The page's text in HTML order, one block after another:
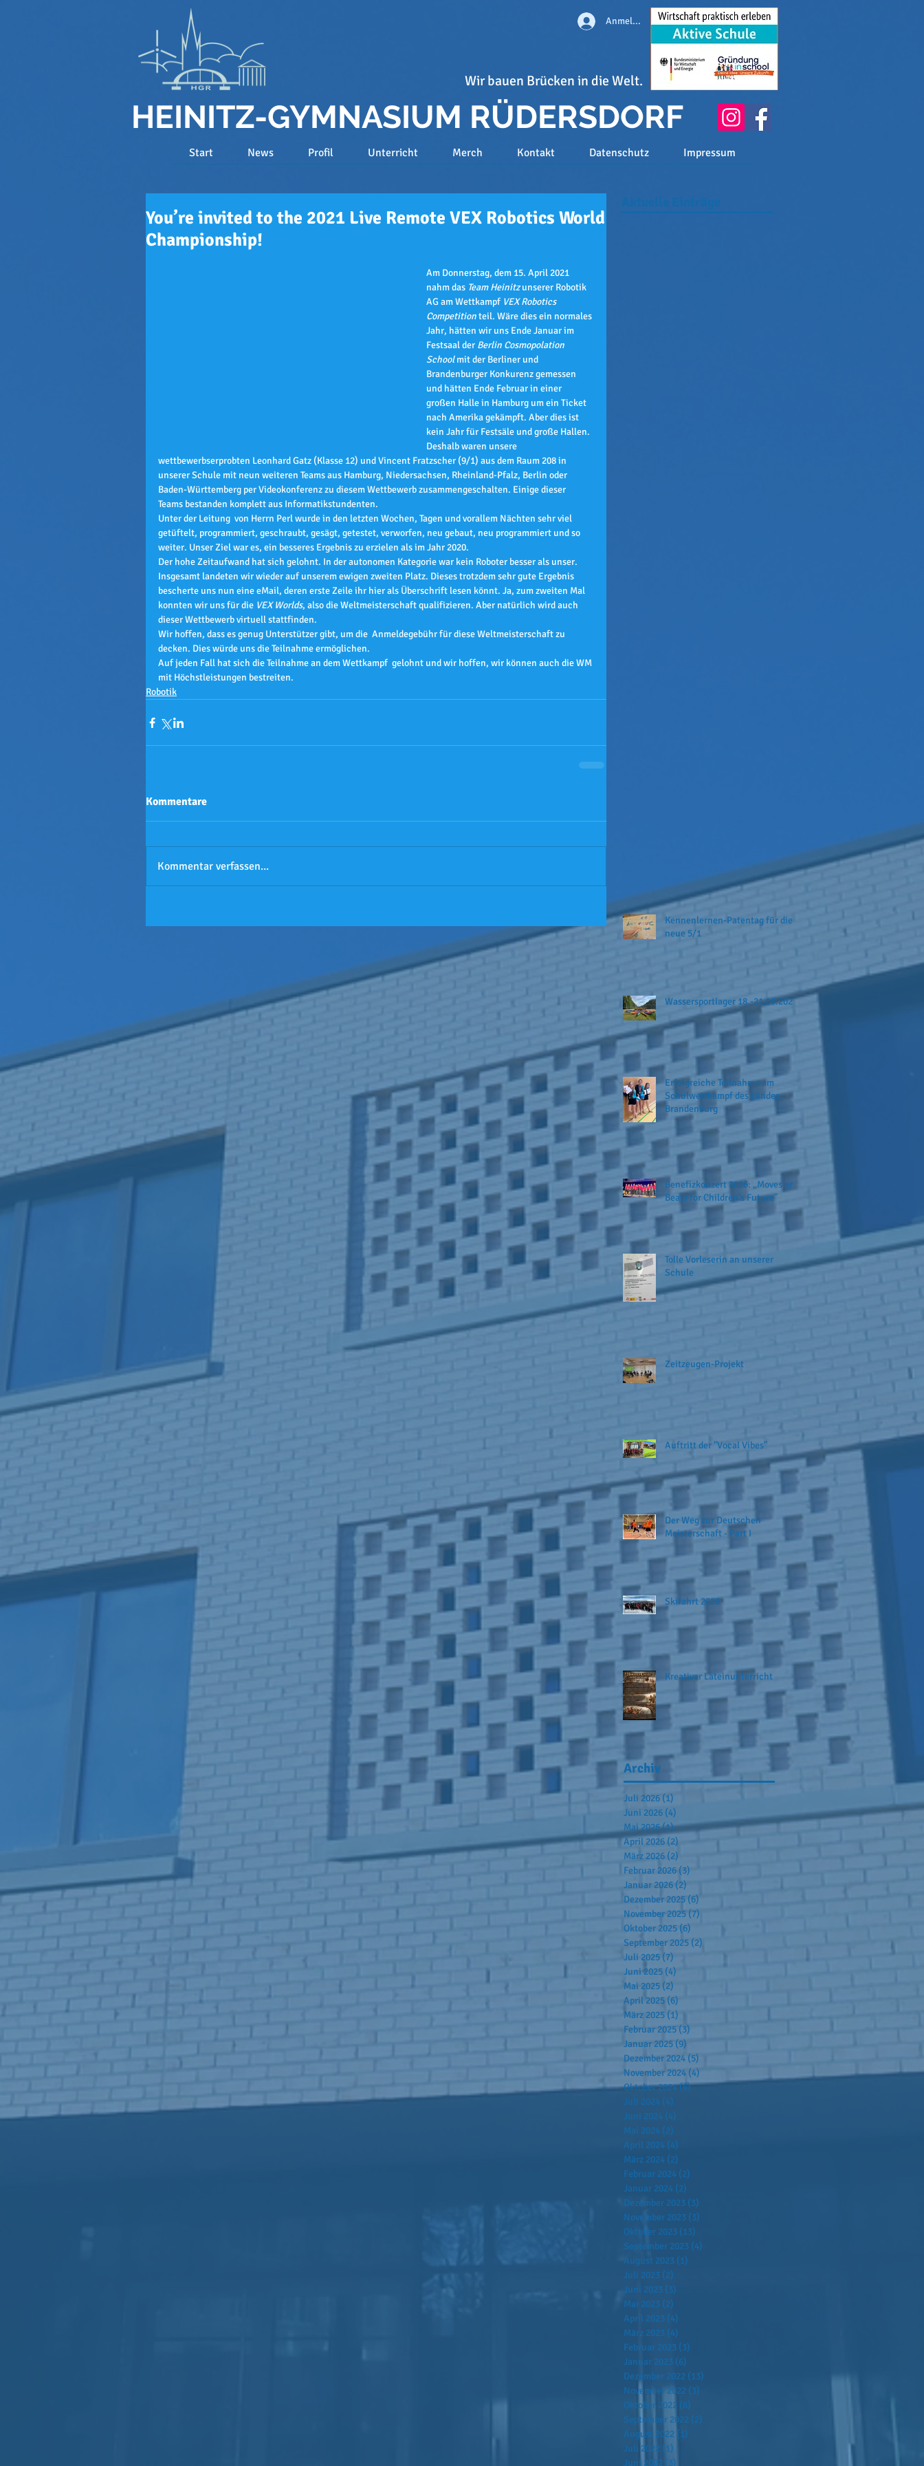
Anmelden
Wir bauen Brücken in die Welt.
HEINITZ-GYMNASIUM RÜDERSDORF
Start News Profil Unterricht Merch Kontakt Datenschutz Impressum
You’re invited to the 2021 Live Remote VEX Robotics World
Championship!
Am Donnerstag, dem 15. April 2021
nahm das Team Heinitz unserer Robotik
AG am Wettkampf VEX Robotics
Competition teil. Wäre dies ein normales
Jahr, hätten wir uns Ende Januar im
Festsaal der Berlin Cosmopolation
School mit der Berliner und
Brandenburger Konkurenz gemessen
und hätten Ende Februar in einer
großen Halle in Hamburg um ein Ticket
nach Amerika gekämpft. Aber dies ist
kein Jahr für Festsäle und große Hallen.
Deshalb waren unsere
wettbewerbserprobten Leonhard Gatz (Klasse 12) und Vincent Fratzscher (9/1) aus dem Raum 208 in
unserer Schule mit neun weiteren Teams aus Hamburg, Niedersachsen, Rheinland-Pfalz, Berlin oder
Baden-Württemberg per Videokonferenz zu diesem Wettbewerb zusammengeschalten. Einige dieser
Teams bestanden komplett aus Informatikstundenten.
Unter der Leitung  von Herrn Perl wurde in den letzten Wochen, Tagen und vorallem Nächten sehr viel
getüftelt, programmiert, geschraubt, gesägt, getestet, verworfen, neu gebaut, neu programmiert und so
weiter. Unser Ziel war es, ein besseres Ergebnis zu erzielen als im Jahr 2020.
Der hohe Zeitaufwand hat sich gelohnt. In der autonomen Kategorie war kein Roboter besser als unser.
Insgesamt landeten wir wieder auf unserem ewigen zweiten Platz. Dieses trotzdem sehr gute Ergebnis
bescherte uns nun eine eMail, deren erste Zeile ihr hier als Überschrift lesen könnt. Ja, zum zweiten Mal
konnten wir uns für die VEX Worlds, also die Weltmeisterschaft qualifizieren. Aber natürlich wird auch
dieser Wettbewerb virtuell stattfinden.
Wir hoffen, dass es genug Unterstützer gibt, um die  Anmeldegebühr für diese Weltmeisterschaft zu
decken. Dies würde uns die Teilnahme ermöglichen.
Auf jeden Fall hat sich die Teilnahme an dem Wettkampf  gelohnt und wir hoffen, wir können auch die WM
mit Höchstleistungen bestreiten.
Robotik
Kommentare
Kommentar verfassen...
Kennenlernen-Patentag für die
neue 5/1
Wassersportlager 18.-21.06.2026
Erfolgreiche Teilnahme am
Schulwettkampf des Landes
Brandenburg
Benefizkonzert 2026: „Moves and
Beats for Children’s Future"
Tolle Vorleserin an unserer
Schule
Zeitzeugen-Projekt
Auftritt der "Vocal Vibes"
Der Weg zur Deutschen
Meisterschaft - Part I
Skifahrt 2026
Kreativer Lateinunterricht
Archiv
Juli 2026 (1)
Juni 2026 (4)
Mai 2026(1)1 Beitrag
April 2026 (2)
März 2026 (2)
Februar 2026 (3)
Januar 2026 (2)
Dezember 2025 (6)
November 2025 (7)
Oktober 2025 (6)
September 2025 (2)
Juli 2025 (7)
Juni 2025 (4)
Mai 2025 (2)
April 2025 (6)
März 2025 (1)
Februar 2025 (3)
Januar 2025 (9)
Dezember 2024 (5)
November 2024 (4)
Oktober 2024(6)6 Beiträge
Juli 2024 (4)
Juni 2024 (4)
Mai 2024 (2)
April 2024 (4)
März 2024 (2)
Februar 2024 (2)
Januar 2024 (2)
Dezember 2023 (3)
November 2023 (3)
Oktober 2023 (13)
September 2023 (4)
August 2023 (1)
Juli 2023 (2)
Juni 2023 (3)
Mai 2023 (2)
April 2023 (4)
März 2023 (4)
Februar 2023 (3)
Januar 2023 (6)
Dezember 2022 (13)
November 2022 (3)
Oktober 2022 (8)
September 2022 (2)
August 2022 (1)
Juli 2022 (1)
Juni 2022 (3)